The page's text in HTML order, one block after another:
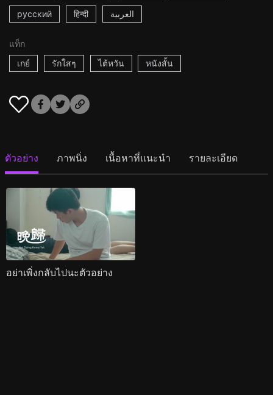
русский हिन्दी العربية
แท็ก
เกย์
รักใสๆ ไต้หวัน หนังสั้น
ตัวอย่าง ภาพนิ่ง เนื้อหาที่แนะนำ รายละเอียด
อย่าเพิ่งกลับไปนะตัวอย่าง